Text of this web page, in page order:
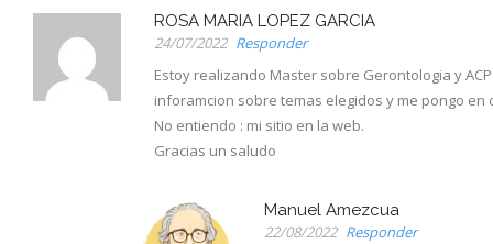
ROSA MARIA LOPEZ GARCIA
24/07/2022 Responder
Estoy realizando Master sobre Gerontologia y
inforamcion sobre temas elegidos y me pongo
No entiendo : mi sitio en la web.
Gracias un saludo
Manuel Amezcua
22/08/2022 Responder